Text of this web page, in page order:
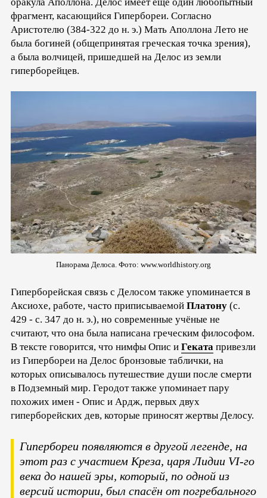
фрагмент, касающийся Гипербореи. Согласно
Аристотелю (384-322 до н. э.) Мать Аполлона Лето не
была богиней (общепринятая греческая точка зрения),
а была волчицей, пришедшей на Делос из земли
гиперборейцев.
Панорама Делоса. Фото: www.worldhistory.org
Гиперборейская связь с Делосом также упоминается в
Аксиохе, работе, часто приписываемой Платону (c.
429 - c. 347 до н. э.), но современные учёные не
считают, что она была написана греческим философом.
В тексте говорится, что нимфы Опис и Геката привезли
из Гипербореи на Делос бронзовые таблички, на
которых описывалось путешествие души после смерти
в Подземный мир. Геродот также упоминает пару
похожих имен - Опис и Ардж, первых двух
гиперборейских дев, которые приносят жертвы Делосу.
Гипербореи появляются в другой легенде, на
этот раз с участием Креза, царя Лидии VI-го
века до нашей эры, который, по одной из
версий истории, был спасён от погребального